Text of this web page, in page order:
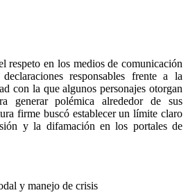
respeto en los medios de comunicación
responsables frente a la
con la que algunos personajes otorgan
generar polémica alrededor de sus
firme buscó establecer un límite claro
y la difamación en los portales de
y manejo de crisis